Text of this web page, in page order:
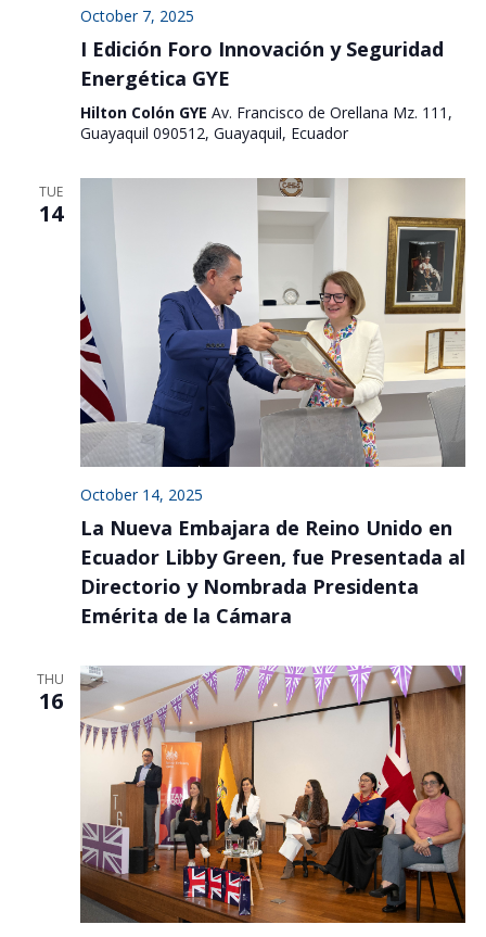
October 7, 2025
I Edición Foro Innovación y Seguridad
Energética GYE
Hilton Colón GYE Av. Francisco de Orellana Mz. 111,
Guayaquil 090512, Guayaquil, Ecuador
TUE
14
October 14, 2025
La Nueva Embajara de Reino Unido en
Ecuador Libby Green, fue Presentada al
Directorio y Nombrada Presidenta
Emérita de la Cámara
THU
16